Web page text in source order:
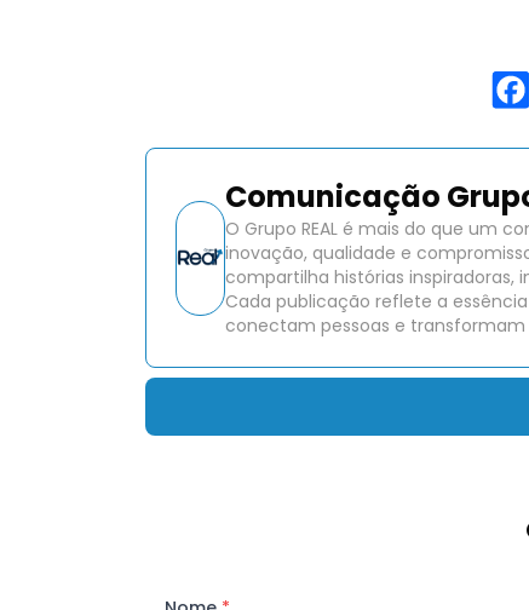
Comunicação
O Grupo REAL é mais do que um
inovação, qualidade e
compartilha histórias inspiradoras,
Cada publicação reflete a
conectam pessoas e